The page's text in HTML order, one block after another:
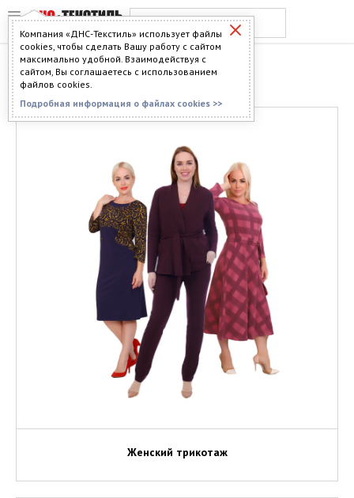
Компания «ДНС-Текстиль» использует файлы
cookies, чтобы сделать Вашу работу с сайтом
максимально удобной. Взаимодействуя с
сайтом, Вы соглашаетесь с использованием
файлов cookies.
Подробная информация о файлах cookies >>
ТРИКОТАЖ
Женский трикотаж